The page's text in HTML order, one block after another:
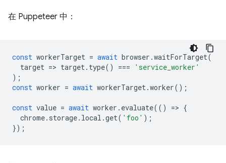
在 Puppeteer 中：
const workerTarget = await browser .waitForTarget(
target => target. type() ===
'service_worker'
);
const worker = await workerTarget.worker();
const value = await worker . evaluate(() => {
chrome. storage. local .get( 'foo' );
});